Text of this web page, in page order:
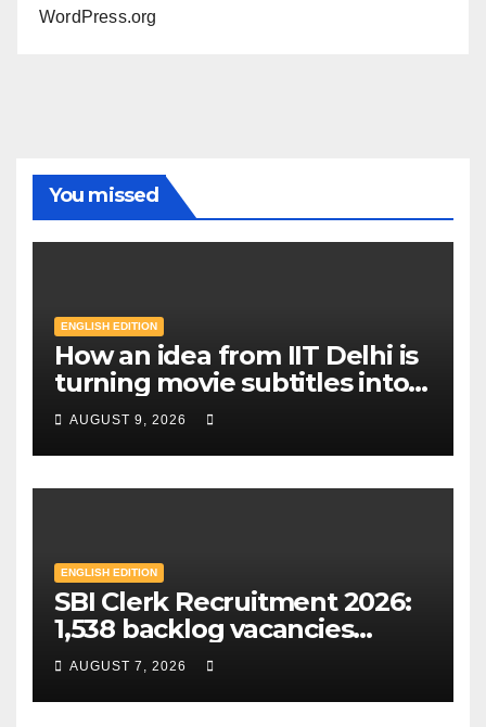
WordPress.org
You missed
ENGLISH EDITION
How an idea from IIT Delhi is
turning movie subtitles into a
literacy tool for billions in
India | Mint
AUGUST 9, 2026
ENGLISH EDITION
SBI Clerk Recruitment 2026:
1,538 backlog vacancies
announced in special drive;
Check eligibility & how to
apply | Mint
AUGUST 7, 2026